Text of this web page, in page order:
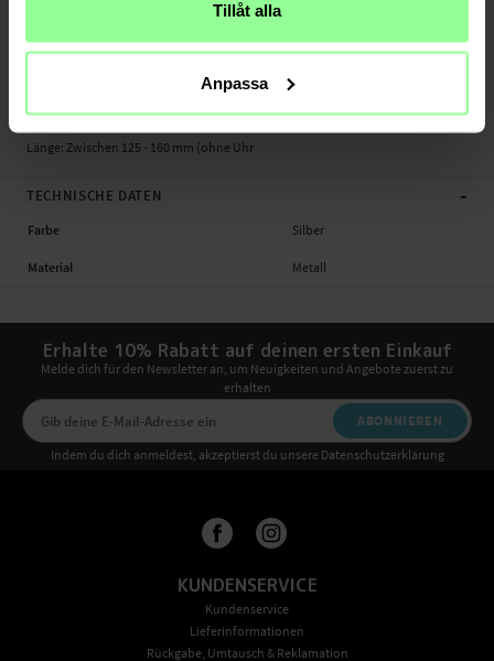
Tillåt alla
Anpassa
- Inklusive Befestigungen - einfache Montage an der Uhr
Geeignet für:
Länge: Zwischen 125 - 160 mm (ohne Uhr
TECHNISCHE DATEN -
Farbe Silber
Material Metall
Erhalte 10% Rabatt auf deinen ersten Einkauf
Melde dich für den Newsletter an, um Neuigkeiten und Angebote zuerst zu
erhalten
ABONNIEREN
Indem du dich anmeldest, akzeptierst du unsere Datenschutzerklärung
KUNDENSERVICE
Kundenservice
Lieferinformationen
Rückgabe, Umtausch & Reklamation